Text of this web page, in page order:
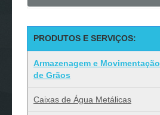
PRODUTOS E SERVIÇOS:
Armazenagem e Movimentação
de Grãos
Caixas de Água Metálicas